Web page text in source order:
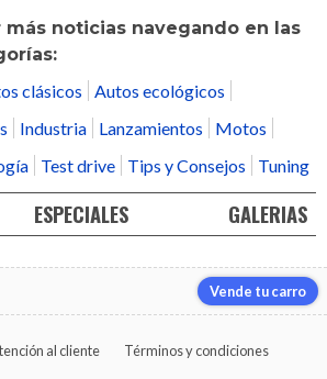
noticias navegando en las
clásicos
Autos ecológicos
Industria Lanzamientos
Motos
Test drive Tips y Consejos Tuning
ESPECIALES GALERIAS
Vende tu carro
al cliente Términos y condiciones